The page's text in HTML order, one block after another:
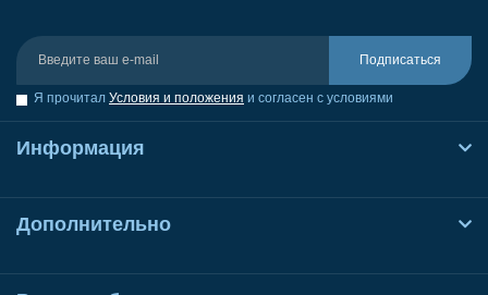
Подписаться
Я прочитал Условия и положения и согласен с условиями
Информация
Дополнительно